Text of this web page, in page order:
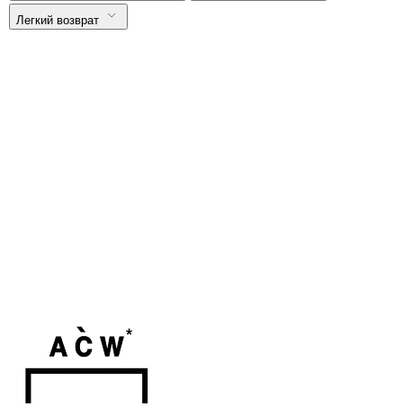
Легкий возврат